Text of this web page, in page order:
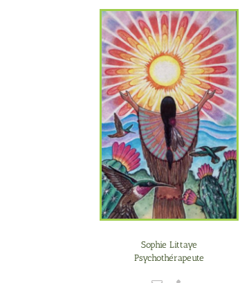
Sophie Littaye
Psychothérapeute